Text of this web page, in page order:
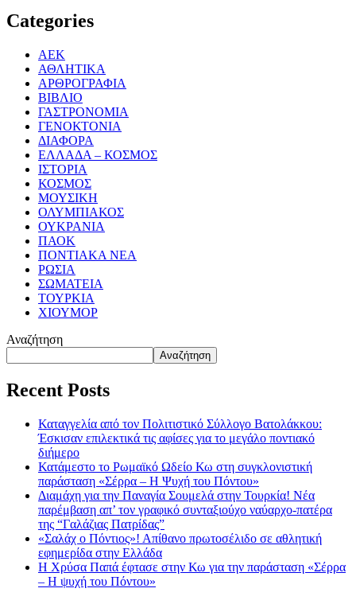
Categories
ΑΕΚ
ΑΘΛΗΤΙΚΑ
ΑΡΘΡΟΓΡΑΦΙΑ
ΒΙΒΛΙΟ
ΓΑΣΤΡΟΝΟΜΙΑ
ΓΕΝΟΚΤΟΝΙΑ
ΔΙΑΦΟΡΑ
ΕΛΛΑΔΑ – ΚΟΣΜΟΣ
ΙΣΤΟΡΙΑ
ΚΟΣΜΟΣ
ΜΟΥΣΙΚΗ
ΟΛΥΜΠΙΑΚΟΣ
ΟΥΚΡΑΝΙΑ
ΠΑΟΚ
ΠΟΝΤΙΑΚΑ ΝΕΑ
ΡΩΣΙΑ
ΣΩΜΑΤΕΙΑ
ΤΟΥΡΚΙΑ
ΧΙΟΥΜΟΡ
Αναζήτηση
Αναζήτηση
Recent Posts
Καταγγελία από τον Πολιτιστικό Σύλλογο Βατολάκκου:
Έσκισαν επιλεκτικά τις αφίσες για το μεγάλο ποντιακό
διήμερο
Κατάμεστο το Ρωμαϊκό Ωδείο Κω στη συγκλονιστική
παράσταση «Σέρρα – Η Ψυχή του Πόντου»
Διαμάχη για την Παναγία Σουμελά στην Τουρκία! Νέα
παρέμβαση απ’ τον γραφικό συνταξιούχο ναύαρχο-πατέρα
της “Γαλάζιας Πατρίδας”
«Σαλάχ ο Πόντιος»! Απίθανο πρωτοσέλιδο σε αθλητική
εφημερίδα στην Ελλάδα
Η Χρύσα Παπά έφτασε στην Κω για την παράσταση «Σέρρα
– Η ψυχή του Πόντου»